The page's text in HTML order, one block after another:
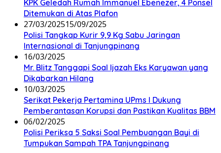
KPK Geledah Rumah Immanuel Ebenezer, 4 Ponsel
Ditemukan di Atas Plafon
27/03/202515/09/2025
Polisi Tangkap Kurir 9,9 Kg Sabu Jaringan
Internasional di Tanjungpinang
16/03/2025
Mr. Blitz Tanggapi Soal Ijazah Eks Karyawan yang
Dikabarkan Hilang
10/03/2025
Serikat Pekerja Pertamina UPms I Dukung
Pemberantasan Korupsi dan Pastikan Kualitas BBM
06/02/2025
Polisi Periksa 5 Saksi Soal Pembuangan Bayi di
Tumpukan Sampah TPA Tanjungpinang